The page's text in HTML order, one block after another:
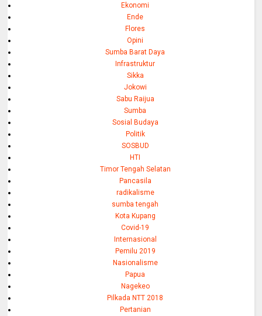
Ekonomi
Ende
Flores
Opini
Sumba Barat Daya
Infrastruktur
Sikka
Jokowi
Sabu Raijua
Sumba
Sosial Budaya
Politik
SOSBUD
HTI
Timor Tengah Selatan
Pancasila
radikalisme
sumba tengah
Kota Kupang
Covid-19
Internasional
Pemilu 2019
Nasionalisme
Papua
Nagekeo
Pilkada NTT 2018
Pertanian